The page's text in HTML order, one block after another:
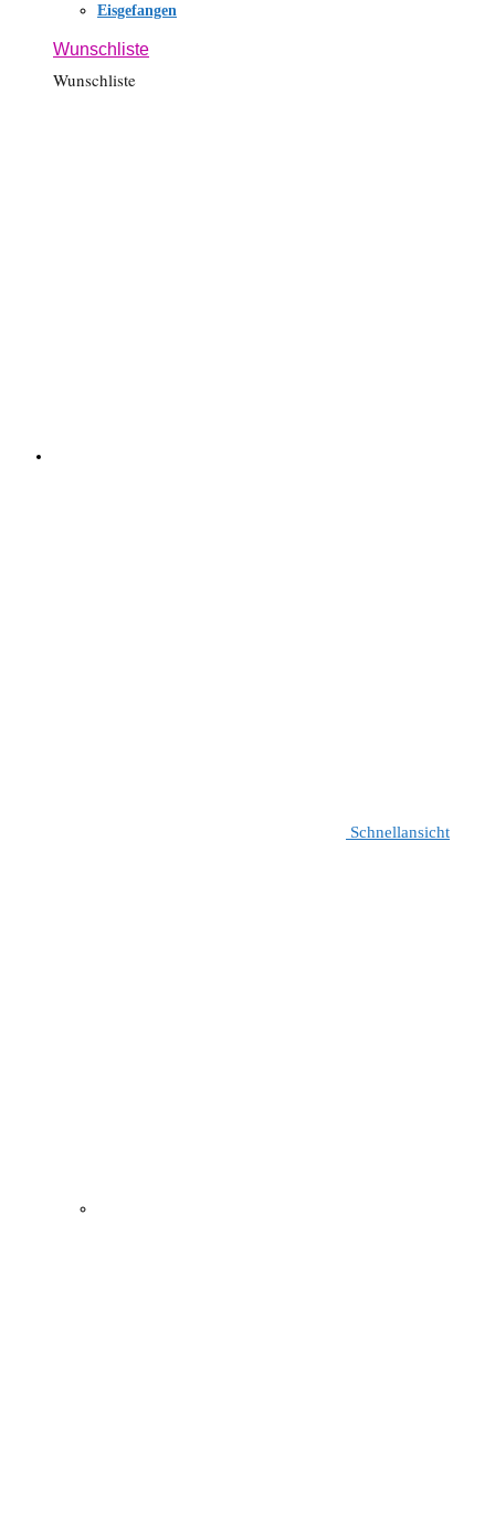
Eisgefangen
Wunschliste
Wunschliste
Schnellansicht